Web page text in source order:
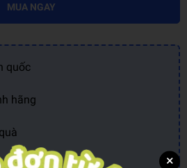
MUA NGAY
quốc
hãng
ưu đãi ×